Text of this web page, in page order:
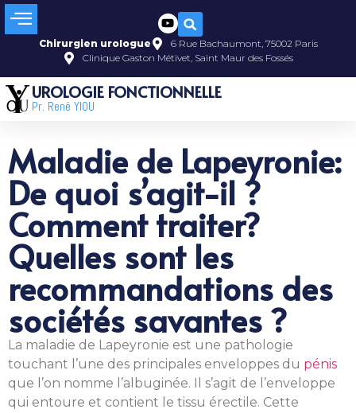
Chirurgien urologue
6 Rue Bachaumont, 75002 Paris
Clinique Gaston Métivet, Saint Maur des Fossés
UROLOGIE FONCTIONNELLE
Pr. René YIOU
Maladie de Lapeyronie:
De quoi s’agit-il ?
Comment traiter?
Quelles sont les
recommandations des
sociétés savantes ?
La maladie de Lapeyronie est une pathologie
touchant l’une des principales enveloppes du pénis
que l’on nomme l’albuginée. Il s’agit de l’enveloppe
qui entoure et contient le tissu érectile. Cette